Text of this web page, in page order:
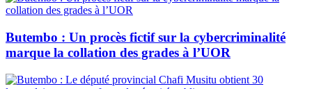
Butembo : Un procès fictif sur la cybercriminalité
marque la collation des grades à l’UOR